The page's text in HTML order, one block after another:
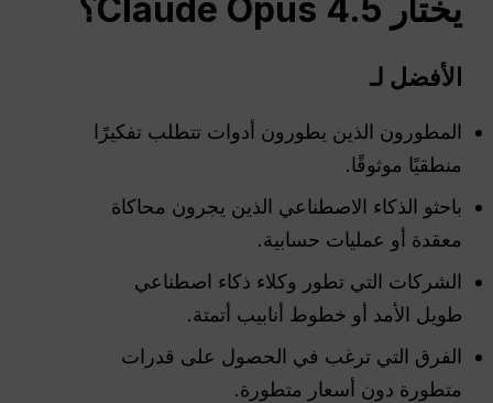
يختار Claude Opus 4.5؟
الأفضل لـ
المطورون الذين يطورون أدوات تتطلب تفكيرًا
منطقيًا موثوقًا.
باحثو الذكاء الاصطناعي الذين يجرون محاكاة
معقدة أو عمليات حسابية.
الشركات التي تطور وكلاء ذكاء اصطناعي
طويل الأمد أو خطوط أنابيب أتمتة.
الفرق التي ترغب في الحصول على قدرات
متطورة دون أسعار متطورة.